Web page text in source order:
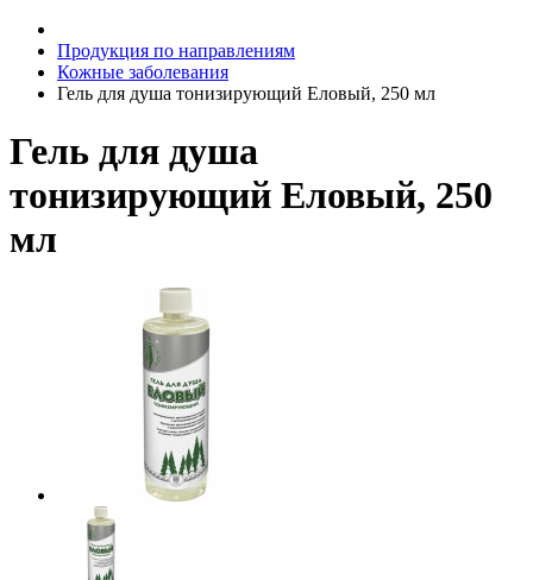
Продукция по направлениям
Кожные заболевания
Гель для душа тонизирующий Еловый, 250 мл
Гель для душа
тонизирующий Еловый, 250
мл